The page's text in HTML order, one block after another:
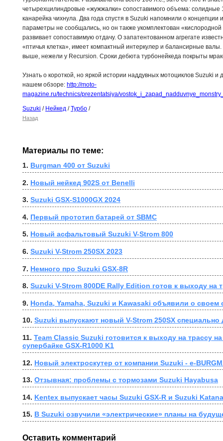
четырехцилиндровые «жужжалки» сопоставимого объема:
канарейка чихнула. Два года спустя в Suzuki напомнили о концепции
параметры не сообщались, но он также укомплектован
развивает сопоставимую отдачу. О запатентованном агрегате
«птичья клетка», имеет компактный интеркулер и балансирные
выше, нежели у Recursion. Сроки дебюта турбонейкеда покрыты
Узнать о короткой, но яркой истории наддувных мотоциклов Suzuki и
нашем обзоре: http://moto-
magazine.ru/technics/prezentatsiya/
Suzuki / Нейкед /Турбо /
Назад
Материалы по теме:
1. Burgman 400 от Suzuki
2. Новый нейкед 902S от Benelli
3. Suzuki GSX-S1000GX 2024
4. Первый прототип батарей от SBMC
5. Новый асфальтовый Suzuki V-Strom 800
6. Suzuki V-Strom 250SX 2023
7. Немного про Suzuki GSX-8R
8. Suzuki V-Strom 800DE Rally Edition готов к выходу на
9. Honda, Yamaha, Suzuki и Kawasaki объявили о своем
10. Suzuki выпускают новый V-Strom 250SX специально
11. Team Classic Suzuki готовится к выходу на трассу
супербайке GSX-R1000 K1
12. Новый электроскутер от компании Suzuki - e-
13. Отзывная: проблемы с тормозами Suzuki Hayabusa
14. Kentex выпускает часы Suzuki GSX-R и Suzuki Katana
15. В Suzuki озвучили «электрические» планы на
Оставить комментарий